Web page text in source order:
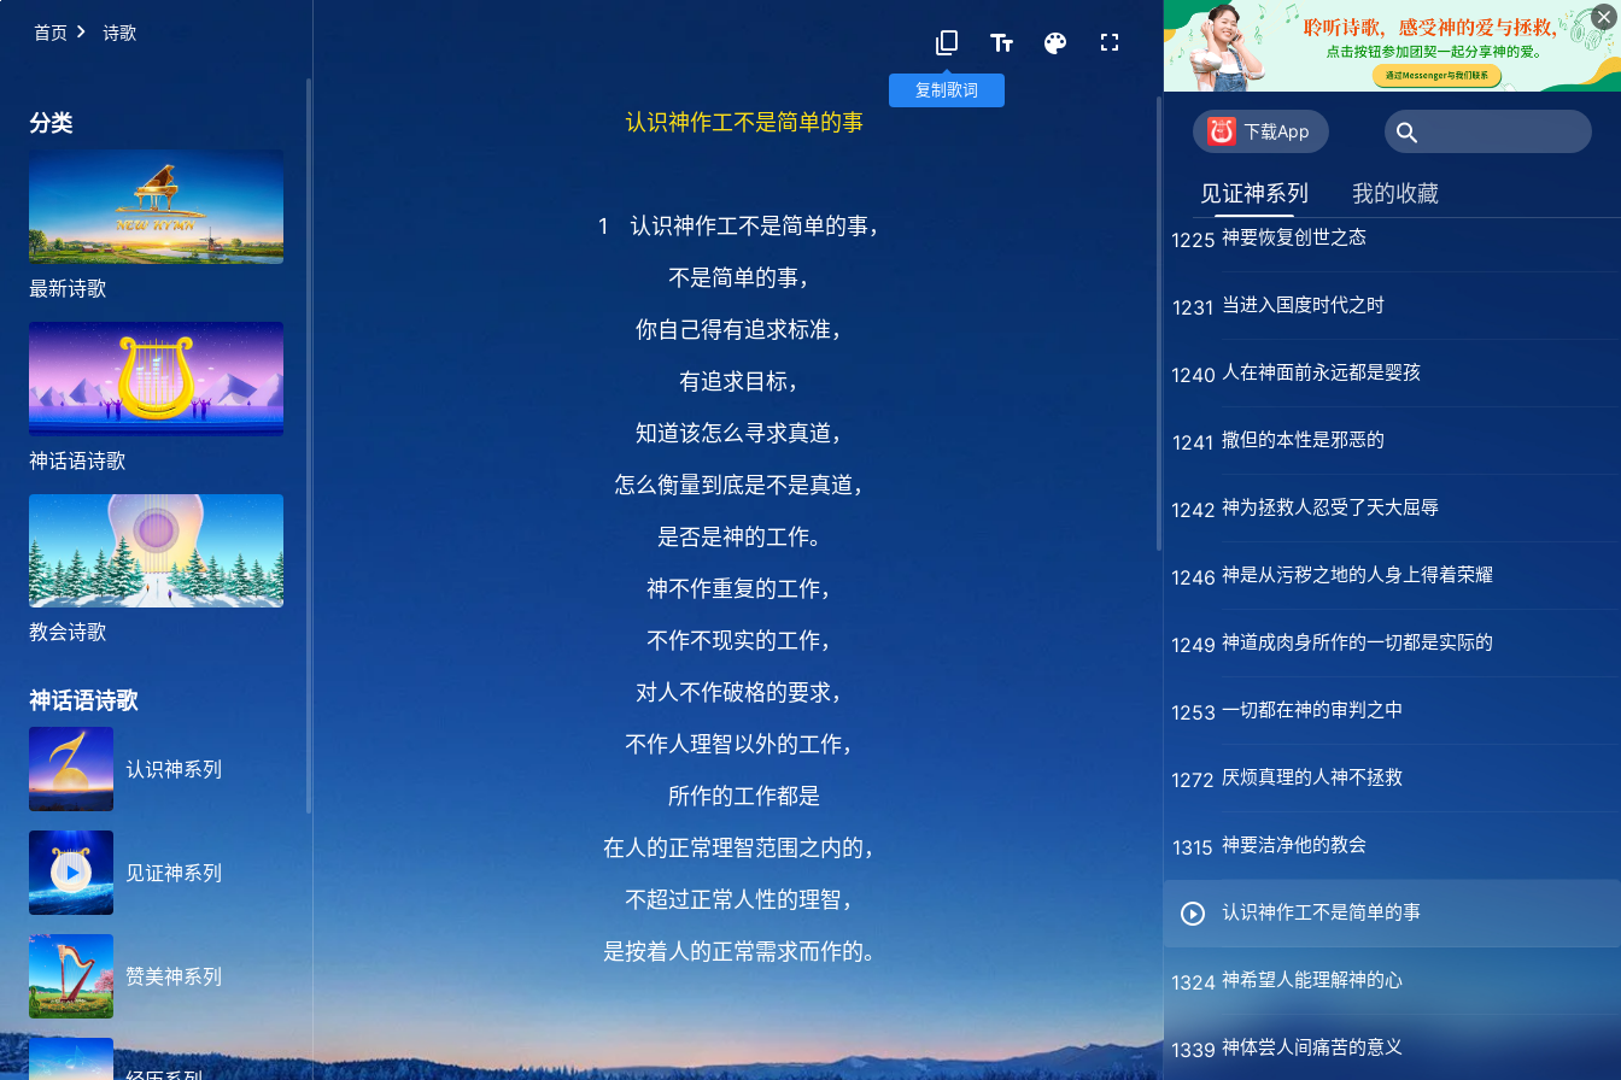
首页 诗歌
复制歌词
分类
最新诗歌
神话语诗歌
教会诗歌
神话语诗歌
认识神系列
见证神系列
赞美神系列
认识神作工不是简单的事
1 认识神作工不是简单的事，
不是简单的事，
你自己得有追求标准，
有追求目标，
知道该怎么寻求真道，
怎么衡量到底是不是真道，
是否是神的工作。
神不作重复的工作，
不作不现实的工作，
对人不作破格的要求，
不作人理智以外的工作，
所作的工作都是
在人的正常理智范围之内的，
不超过正常人性的理智，
是按着人的正常需求而作的。
2 是圣灵的工作人就越来越正常，
下载App
见证神系列 我的收藏
1210 人对神的态度决定了人的命运
1213
1225 神要恢复创世之态
1231 当进入国度时代之时
1240 人在神面前永远都是婴孩
1241 撒但的本性是邪恶的
1242 神为拯救人忍受了天大屈辱
1246 神是从污秽之地的人身上得着荣耀
1249 神道成肉身所作的一切都是实际的
1253 一切都在神的审判之中
1272 厌烦真理的人神不拯救
1315 神要洁净他的教会
认识神作工不是简单的事
1324 神希望人能理解神的心
1339 神体尝人间痛苦的意义